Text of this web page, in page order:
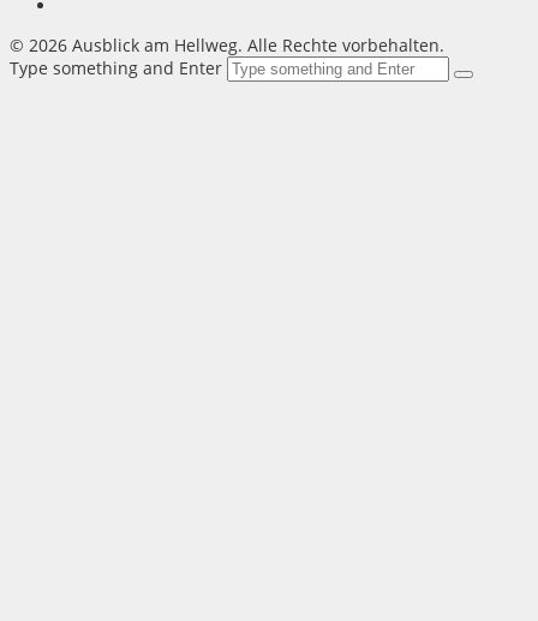
© 2026 Ausblick am Hellweg. Alle Rechte vorbehalten.
Type something and Enter